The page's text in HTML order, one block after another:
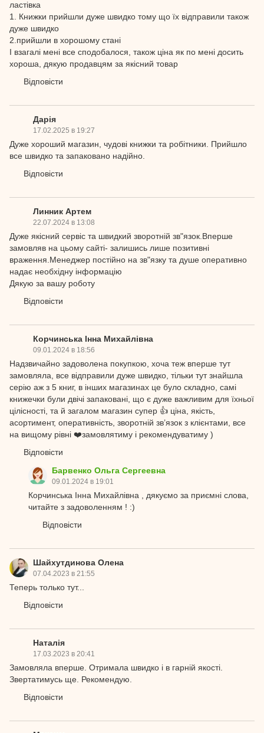
ластівка
1. Книжки прийшли дуже швидко тому що їх відправили також
дуже швидко
2.прийшли в хорошому стані
І взагалі мені все сподобалося, також ціна як по мені досить
хороша, дякую продавцям за якісний товар
Відповісти
Дарія
17.02.2025 в 19:27
Дуже хороший магазин, чудові книжки та робітники. Прийшло
все швидко та запаковано надійно.
Відповісти
Линник Артем
22.07.2024 в 13:08
Дуже якісний сервіс та швидкий зворотній зв"язок.Вперше
замовляв на цьому сайті- залишись лише позитивні
враження.Менеджер постійно на зв"язку та душе оперативно
надає необхідну інформацію
Дякую за вашу роботу
Відповісти
Корчинська Інна Михайлівна
09.01.2024 в 18:56
Надзвичайно задоволена покупкою, хоча теж вперше тут
замовляла, все відправили дуже швидко, тільки тут знайшла
серію аж з 5 книг, в інших магазинах це було складно, самі
книжечки були двічі запаковані, що є дуже важливим для їхньої
цілісності, та й загалом магазин супер 👍 ціна, якість,
асортимент, оперативність, зворотній зв’язок з клієнтами, все
на вищому рівні ❤️замовлятиму і рекомендуватиму )
Відповісти
Барвенко Ольга Сергеевна
09.01.2024 в 19:01
Корчинська Інна Михайлівна , дякуємо за приємні слова,
читайте з задоволенням ! :)
Відповісти
Шайхутдинова Олена
07.04.2023 в 21:55
Теперь только тут...
Відповісти
Наталія
17.03.2023 в 20:41
Замовляла вперше. Отримала швидко і в гарній якості.
Звертатимусь ще. Рекомендую.
Відповісти